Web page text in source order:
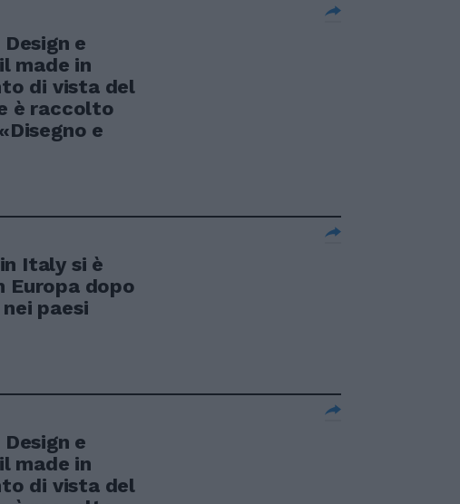
Design e
made in
di vista del
è raccolto
e
Italy si è
Europa dopo
paesi
Design e
made in
di vista del